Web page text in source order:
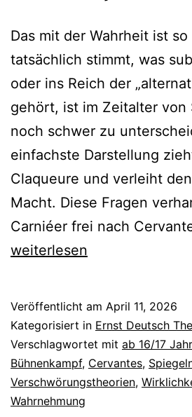
Das mit der Wahrheit ist
tatsächlich stimmt, was
oder ins Reich der
gehört, ist im Zeitalter von
noch schwer zu
einfachste Darstellung
Claqueure und verleiht
Macht. Diese Fragen
Carniéer frei nach
Don
weiterlesen
Veröffentlicht am April 11, 2026
Kategorisiert in Ernst Deutsch
Verschlagwortet mit ab 16/17
Bühnenkampf, Cervantes,
Verschwörungstheorien,
Wahrnehmung